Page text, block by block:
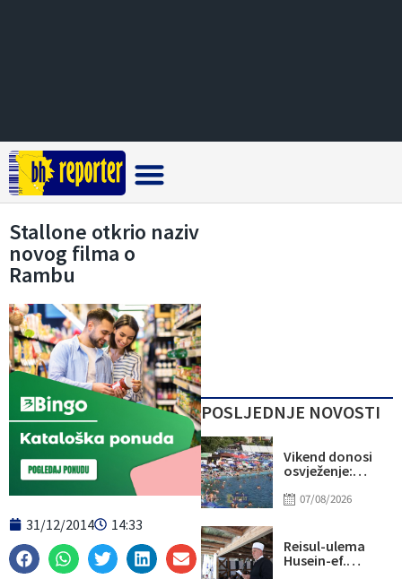
Stallone otkrio naziv
novog filma o
Rambu
31/12/2014 14:33
POSLJEDNJE NOVOSTI
Vikend donosi
osvježenje:
stiže novi
07/08/2026
Reisul-ulema
Husein-ef.